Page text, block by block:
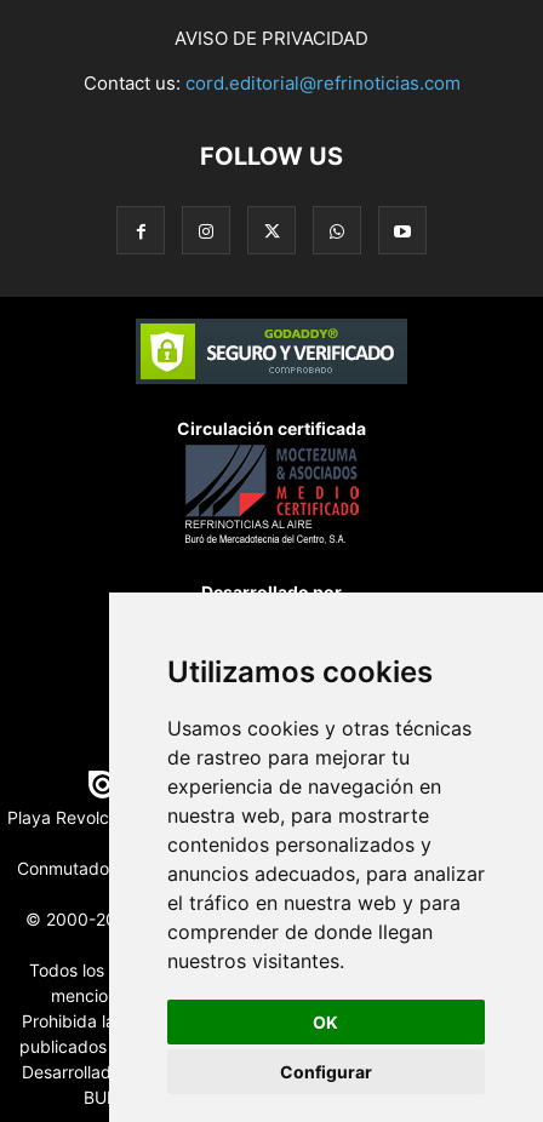
Utilizamos cookies
Usamos cookies y otras técnicas
de rastreo para mejorar tu
experiencia de navegación en
nuestra web, para mostrarte
contenidos personalizados y
anuncios adecuados, para analizar
el tráfico en nuestra web y para
comprender de donde llegan
nuestros visitantes.
OK
Configurar
AVISO DE PRIVACIDAD
Contact us: cord.editorial@refrinoticias.com
FOLLOW US
Circulación certificada
Desarrollado por
Edición digital con tecnología
Playa Revolcadero 222 Col. Reforma Iztaccihuatl Norte C.P. 08810
CIUDAD DE MEXICO
Conmutador CIUDAD DE MEXICO (+52) 555 740 4476, 555 740
© 2000-2026 BURO DE MERCADOTECNIA DEL CENTRO, S.A.
Todos los derechos reservados
Todos los nombres, marcas, logotipos, productos e imagenes
mencionados son propiedad de sus respectivos dueños
Prohibida la reproducción total o parcial de los contenidos aqui
publicados incluyendo cualquier medio electrónico o magnético
Desarrollado por REFRINOTICIAS INTERACTIVE una división de
BURO DE MERCADOTECNIA DEL CENTRO, S.A.